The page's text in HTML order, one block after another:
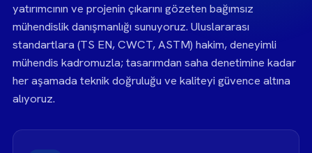
yatırımcının ve projenin çıkarını gözeten bağımsız
mühendislik danışmanlığı sunuyoruz. Uluslararası
standartlara (TS EN, CWCT, ASTM) hakim, deneyimli
mühendis kadromuzla; tasarımdan saha denetimine kadar
her aşamada teknik doğruluğu ve kaliteyi güvence altına
alıyoruz.